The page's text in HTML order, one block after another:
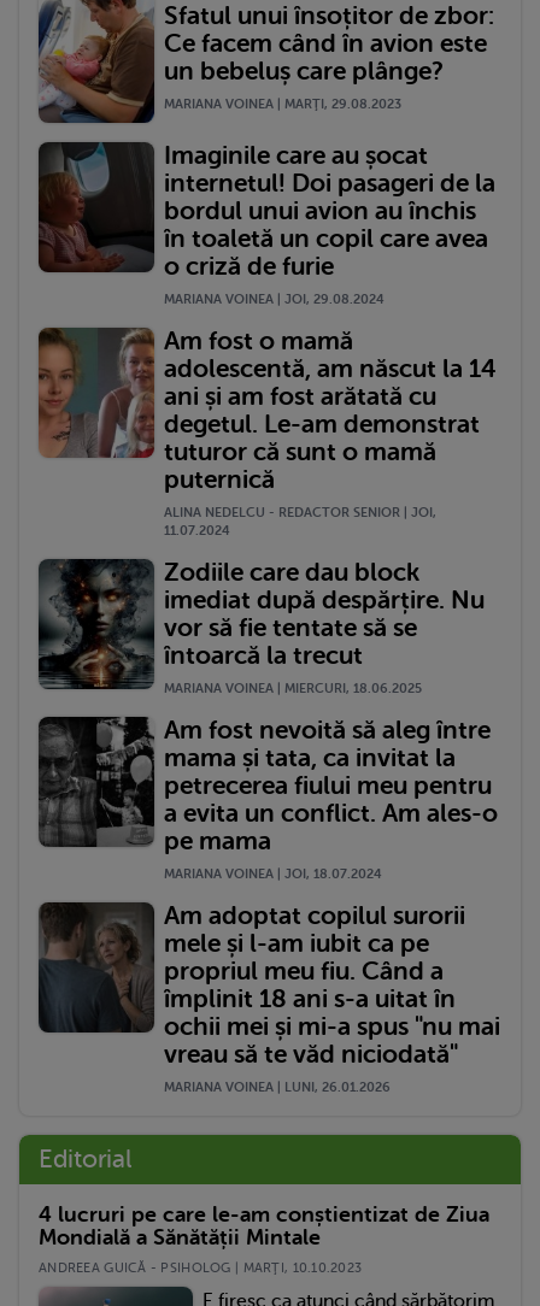
Sfatul unui însoțitor de zbor:
Ce facem când în avion este
un bebeluș care plânge?
MARIANA VOINEA | MARŢI, 29.08.2023
Imaginile care au șocat
internetul! Doi pasageri de la
bordul unui avion au închis
în toaletă un copil care avea
o criză de furie
MARIANA VOINEA | JOI, 29.08.2024
Am fost o mamă
adolescentă, am născut la 14
ani și am fost arătată cu
degetul. Le-am demonstrat
tuturor că sunt o mamă
puternică
ALINA NEDELCU - REDACTOR SENIOR | JOI,
11.07.2024
Zodiile care dau block
imediat după despărțire. Nu
vor să fie tentate să se
întoarcă la trecut
MARIANA VOINEA | MIERCURI, 18.06.2025
Am fost nevoită să aleg între
mama și tata, ca invitat la
petrecerea fiului meu pentru
a evita un conflict. Am ales-o
pe mama
MARIANA VOINEA | JOI, 18.07.2024
Am adoptat copilul surorii
mele și l-am iubit ca pe
propriul meu fiu. Când a
împlinit 18 ani s-a uitat în
ochii mei și mi-a spus "nu mai
vreau să te văd niciodată"
MARIANA VOINEA | LUNI, 26.01.2026
Editorial
4 lucruri pe care le-am conștientizat de Ziua
Mondială a Sănătății Mintale
ANDREEA GUICĂ - PSIHOLOG | MARŢI, 10.10.2023
E firesc ca atunci când sărbătorim